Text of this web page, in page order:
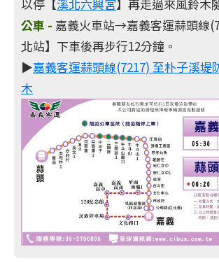
以停【溪北六興宮】再走過來風鈴木
公車 - 嘉義火車站→嘉義客運蒜頭線
北站】下車後再步行12分鐘。
▶嘉義客運蒜頭線(7217) 至朴子溪堤
木